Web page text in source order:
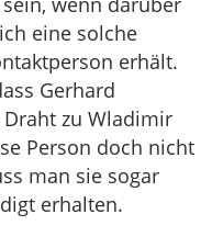
eine solche
erhält.
Gerhard
zu Wladimir
Person doch nicht
man sie sogar
erhalten.